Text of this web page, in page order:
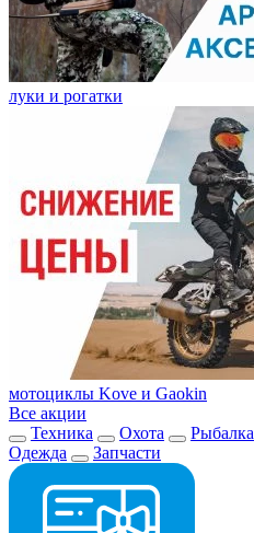
луки и рогатки
мотоциклы Kove и Gaokin
Все акции
Техника
Охота Рыбалка
Одежда
Запчасти